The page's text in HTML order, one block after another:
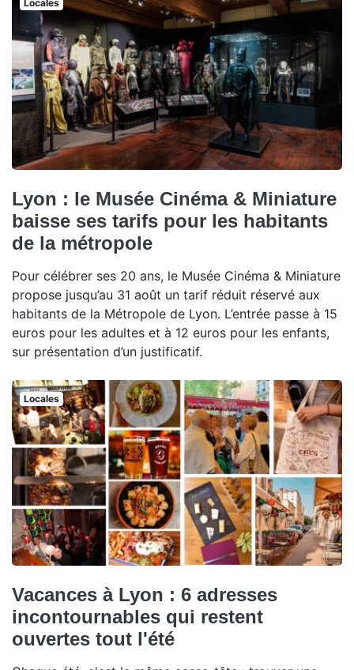
Locales
Lyon : le Musée Cinéma & Miniature
baisse ses tarifs pour les habitants
de la métropole
Pour célébrer ses 20 ans, le Musée Cinéma & Miniature
propose jusqu’au 31 août un tarif réduit réservé aux
habitants de la Métropole de Lyon. L’entrée passe à 15
euros pour les adultes et à 12 euros pour les enfants,
sur présentation d’un justificatif.
Locales
Vacances à Lyon : 6 adresses
incontournables qui restent
ouvertes tout l'été